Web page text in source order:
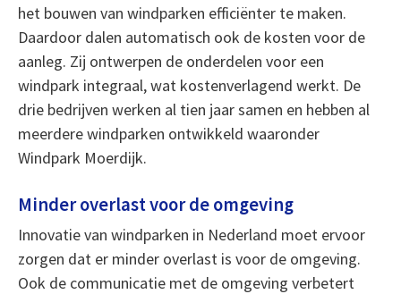
het bouwen van windparken efficiënter te maken.
Daardoor dalen automatisch ook de kosten voor de
aanleg. Zij ontwerpen de onderdelen voor een
windpark integraal, wat kostenverlagend werkt. De
drie bedrijven werken al tien jaar samen en hebben al
meerdere windparken ontwikkeld waaronder
Windpark Moerdijk.
Minder overlast voor de omgeving
Innovatie van windparken in Nederland moet ervoor
zorgen dat er minder overlast is voor de omgeving.
Ook de communicatie met de omgeving verbetert